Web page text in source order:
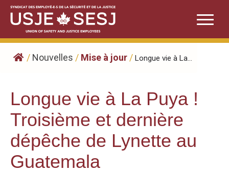
Skip
content
/ Nouvelles / Mise à jour / Longue vie à La...
Longue vie à La Puya !
Troisième et dernière
dépêche de Lynette au
Guatemala